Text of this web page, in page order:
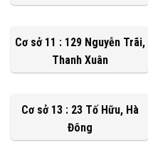
Cơ sở 11 : 129 Nguyễn Trãi,
Thanh Xuân
Cơ sở 13 : 23 Tố Hữu, Hà
Đông